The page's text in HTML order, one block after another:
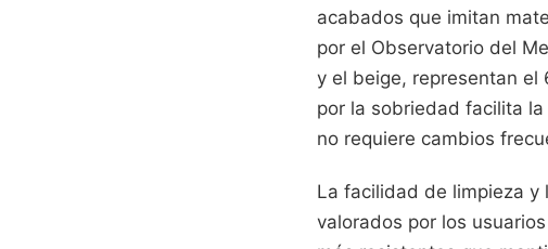
acabados que imitan
por el Observatorio del
y el beige, representan el
por la sobriedad facilita
no requiere cambios
La facilidad de limpieza y
valorados por los